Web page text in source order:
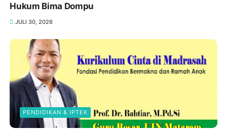
Hukum Bima Dompu
JULI 30, 2026
PENDIDIKAN & IPTEK